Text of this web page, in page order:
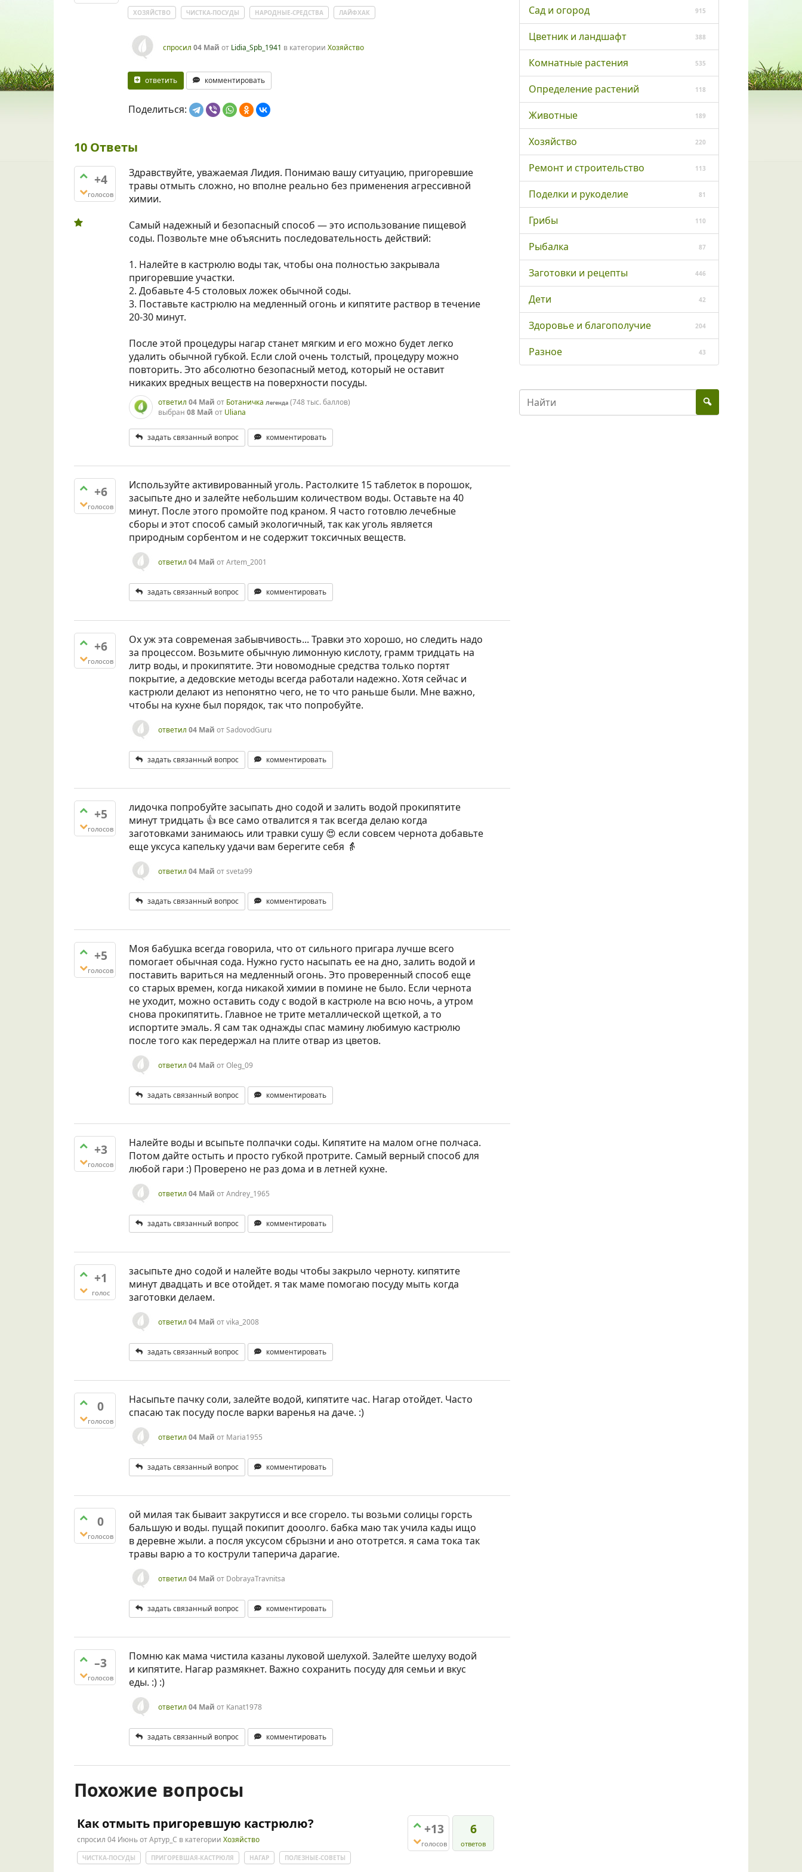
ХОЗЯЙСТВО ЧИСТКА-ПОСУДЫ НАРОДНЫЕ-СРЕДСТВА ЛАЙФХАК
спросил 04 Май от Lidia_Spb_1941 в категории Хозяйство
ответить комментировать
Поделиться:
10 Ответы
+4
голосов
Здравствуйте, уважаемая Лидия. Понимаю вашу ситуацию, пригоревшие
травы отмыть сложно, но вполне реально без применения агрессивной
химии.
Самый надежный и безопасный способ — это использование пищевой
соды. Позвольте мне объяснить последовательность действий:
1. Налейте в кастрюлю воды так, чтобы она полностью закрывала
пригоревшие участки.
2. Добавьте 4-5 столовых ложек обычной соды.
3. Поставьте кастрюлю на медленный огонь и кипятите раствор в течение
20-30 минут.
После этой процедуры нагар станет мягким и его можно будет легко
удалить обычной губкой. Если слой очень толстый, процедуру можно
повторить. Это абсолютно безопасный метод, который не оставит
никаких вредных веществ на поверхности посуды.
ответил 04 Май от Ботаничка Легенда (748 тыс.баллов)
выбран 08 Май от Uliana
задать связанный вопрос комментировать
+6
голосов
Используйте активированный уголь. Растолките 15 таблеток в порошок,
засыпьте дно и залейте небольшим количеством воды. Оставьте на 40
минут. После этого промойте под краном. Я часто готовлю лечебные
сборы и этот способ самый экологичный, так как уголь является
природным сорбентом и не содержит токсичных веществ.
ответил 04 Май отArtem_2001
задать связанный вопрос комментировать
+6
голосов
Ох уж эта современая забывчивость... Травки это хорошо, но следить надо
за процессом. Возьмите обычную лимонную кислоту, грамм тридцать на
литр воды, и прокипятите. Эти новомодные средства только портят
покрытие, а дедовские методы всегда работали надежно. Хотя сейчас и
кастрюли делают из непонятно чего, не то что раньше были. Мне важно,
чтобы на кухне был порядок, так что попробуйте.
ответил 04 Май отSadovodGuru
задать связанный вопрос комментировать
+5
голосов
лидочка попробуйте засыпать дно содой и залить водой прокипятите
минут тридцать 👍 все само отвалится я так всегда делаю когда
заготовками занимаюсь или травки сушу 😍 если совсем чернота добавьте
еще уксуса капельку удачи вам берегите себя 👵
ответил 04 Май отsveta99
задать связанный вопрос комментировать
+5
голосов
Моя бабушка всегда говорила, что от сильного пригара лучше всего
помогает обычная сода. Нужно густо насыпать ее на дно, залить водой и
поставить вариться на медленный огонь. Это проверенный способ еще
со старых времен, когда никакой химии в помине не было. Если чернота
не уходит, можно оставить соду с водой в кастрюле на всю ночь, а утром
снова прокипятить. Главное не трите металлической щеткой, а то
испортите эмаль. Я сам так однажды спас мамину любимую кастрюлю
после того как передержал на плите отвар из цветов.
ответил 04 Май отOleg_09
задать связанный вопрос комментировать
+3
голосов
Налейте воды и всыпьте полпачки соды. Кипятите на малом огне полчаса.
Потом дайте остыть и просто губкой протрите. Самый верный способ для
любой гари :) Проверено не раз дома и в летней кухне.
ответил 04 Май отAndrey_1965
задать связанный вопрос комментировать
+1
голос
засыпьте дно содой и налейте воды чтобы закрыло черноту. кипятите
минут двадцать и все отойдет. я так маме помогаю посуду мыть когда
заготовки делаем.
ответил 04 Май отvika_2008
задать связанный вопрос комментировать
0
голосов
Насыпьте пачку соли, залейте водой, кипятите час. Нагар отойдет. Часто
спасаю так посуду после варки варенья на даче. :)
ответил 04 Май от Maria1955
задать связанный вопрос комментировать
0
голосов
ой милая так бываит закрутисся и все сгорело. ты возьми солицы горсть
бальшую и воды. пущай покипит дооолго. бабка маю так учила кады ищо
в деревне жыли. а посля уксусом сбрызни и ано ототрется. я сама тока так
травы варю а то кострули таперича дарагие.
ответил 04 Май от DobrayaTravnitsa
задать связанный вопрос комментировать
–3
голосов
Помню как мама чистила казаны луковой шелухой. Залейте шелуху водой
и кипятите. Нагар размякнет. Важно сохранить посуду для семьи и вкус
еды. :) :)
ответил 04 Май от Kanat1978
задать связанный вопрос комментировать
Похожие вопросы
+13
голосов
6
ответов
Как отмыть пригоревшую кастрюлю?
спросил 04 ИюньотАртур_С в категории Хозяйство
ЧИСТКА-ПОСУДЫ ПРИГОРЕВШАЯ-КАСТРЮЛЯ НАГАР ПОЛЕЗНЫЕ-СОВЕТЫ
Сад и огород 915
Цветник и ландшафт 388
Комнатные растения 535
Определение растений 118
Животные 189
Хозяйство 220
Ремонт и строительство 113
Поделки и рукоделие 81
Грибы 110
Рыбалка 87
Заготовки и рецепты 446
Дети 42
Здоровье и благополучие 204
Разное 43